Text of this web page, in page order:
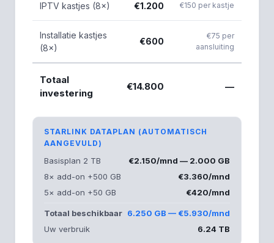
IPTV kastjes (8×) €1.200 €150 per kastje
Installatie kastjes
(8×)
€600
€75 per
aansluiting
Totaal
investering
€14.800 —
STARLINK DATAPLAN (AUTOMATISCH
AANGEVULD)
Basisplan 2 TB
€2.150/mnd — 2.000 GB
8× add-on +500 GB
€3.360/mnd
5× add-on +50 GB
€420/mnd
Totaal beschikbaar 6.250 GB — €5.930/mnd
Uw verbruik
6.24 TB